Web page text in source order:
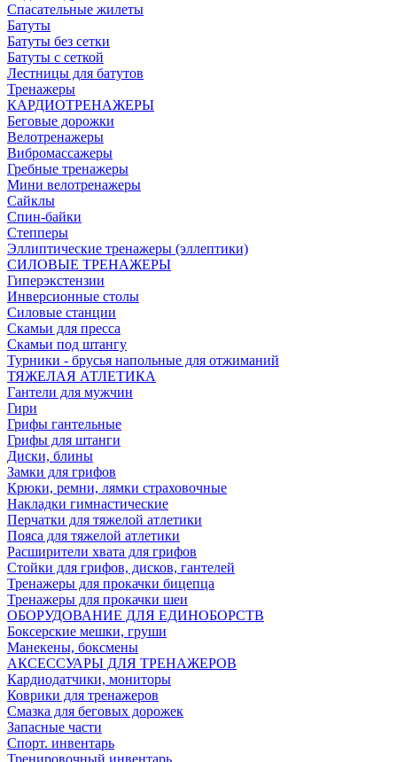
Спасательные жилеты
Батуты
Батуты без сетки
Батуты с сеткой
Лестницы для батутов
Тренажеры
КАРДИОТРЕНАЖЕРЫ
Беговые дорожки
Велотренажеры
Вибромассажеры
Гребные тренажеры
Мини велотренажеры
Сайклы
Спин-байки
Степперы
Эллиптические тренажеры (эллептики)
СИЛОВЫЕ ТРЕНАЖЕРЫ
Гиперэкстензии
Инверсионные столы
Силовые станции
Скамьи для пресса
Скамьи под штангу
Турники - брусья напольные для отжиманий
ТЯЖЕЛАЯ АТЛЕТИКА
Гантели для мужчин
Гири
Грифы гантельные
Грифы для штанги
Диски, блины
Замки для грифов
Крюки, ремни, лямки страховочные
Накладки гимнастические
Перчатки для тяжелой атлетики
Пояса для тяжелой атлетики
Расширители хвата для грифов
Стойки для грифов, дисков, гантелей
Тренажеры для прокачки бицепца
Тренажеры для прокачки шеи
ОБОРУДОВАНИЕ ДЛЯ ЕДИНОБОРСТВ
Боксерские мешки, груши
Манекены, боксмены
АКСЕССУАРЫ ДЛЯ ТРЕНАЖЕРОВ
Кардиодатчики, мониторы
Коврики для тренажеров
Смазка для беговых дорожек
Запасные части
Спорт. инвентарь
Тренировочный инвентарь